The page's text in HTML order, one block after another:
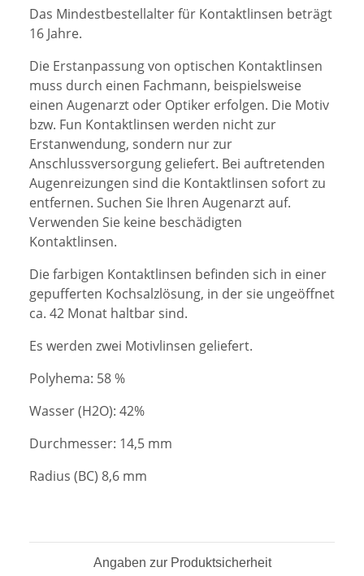
Das Mindestbestellalter für Kontaktlinsen beträgt
16 Jahre.
Die Erstanpassung von optischen Kontaktlinsen
muss durch einen Fachmann, beispielsweise
einen Augenarzt oder Optiker erfolgen. Die Motiv
bzw. Fun Kontaktlinsen werden nicht zur
Erstanwendung, sondern nur zur
Anschlussversorgung geliefert. Bei auftretenden
Augenreizungen sind die Kontaktlinsen sofort zu
entfernen. Suchen Sie Ihren Augenarzt auf.
Verwenden Sie keine beschädigten
Kontaktlinsen.
Die farbigen Kontaktlinsen befinden sich in einer
gepufferten Kochsalzlösung, in der sie ungeöffnet
ca. 42 Monat haltbar sind.
Es werden zwei Motivlinsen geliefert.
Polyhema: 58 %
Wasser (H2O): 42%
Durchmesser: 14,5 mm
Radius (BC) 8,6 mm
Angaben zur Produktsicherheit